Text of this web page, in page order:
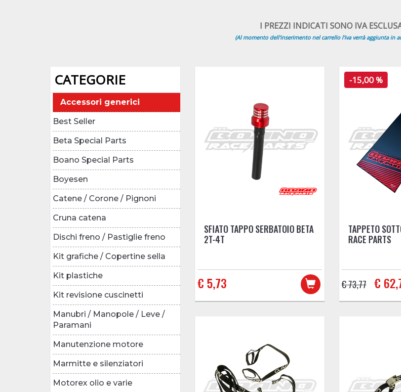
I PREZZI INDICATI SONO IVA
(Al momento dell'inserimento nel carrello l'iva verrà aggiunta in
CATEGORIE
Accessori generici
Best Seller
Beta Special Parts
Boano Special Parts
Boyesen
Catene / Corone / Pignoni
Cruna catena
Dischi freno / Pastiglie freno
Kit grafiche / Copertine sella
Kit plastiche
Kit revisione cuscinetti
Manubri / Manopole / Leve /
Paramani
Manutenzione motore
Marmitte e silenziatori
Motorex olio e varie
SFIATO TAPPO SERBATOIO BETA
2T-4T
€ 5,73
-15,00 %
TAPPETO
RACE PARTS
€ 73,77 €